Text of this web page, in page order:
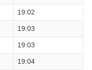
19:02
19:03
19:03
19:04